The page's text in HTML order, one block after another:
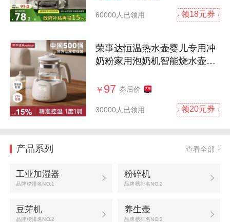
60000人已领用 领18元券
荣事达恒温热水壶婴儿专用冲
奶粉家用泡奶机智能烧水壶调
￥ 97 券后价
30000人已领用 领20元券
产品系列 查看全部
工业加湿器
品牌榜排名NO.1
粉碎机
品牌榜排名NO.2
豆芽机
品牌榜排名NO.2
养生壶
品牌榜排名NO.3